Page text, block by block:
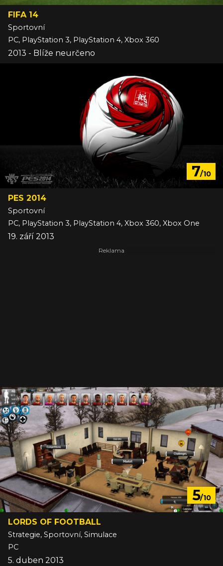
FIFA 14
Sportovní
PC, PlayStation 3, PlayStation 4, Xbox 360
2013 - Blíže neurčeno
7/10
PES 2014
Sportovní
PC, PlayStation 3, PlayStation 4, Xbox 360, Xbox One
19. září 2013
5/10
LORDS OF FOOTBALL
Strategie, Sportovní, Simulace
PC
5. duben 2013